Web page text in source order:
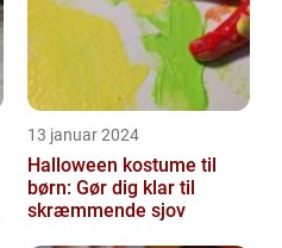
13 januar 2024
Halloween kostume til
børn: Gør dig klar til
skræmmende sjov